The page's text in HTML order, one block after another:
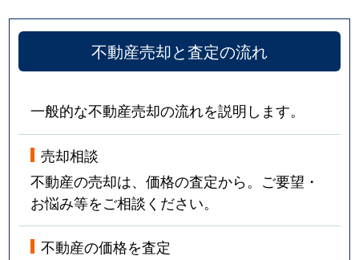
不動産売却と査定の流れ
一般的な不動産売却の流れを説明します。
売却相談
不動産の売却は、価格の査定から。ご要望・
お悩み等をご相談ください。
不動産の価格を査定